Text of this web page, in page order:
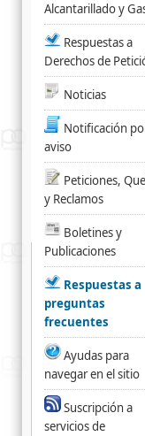
Alcantarillado y
Respuestas a
Derechos de
Noticias
Notificación
aviso
Peticiones,
y Reclamos
Boletines y
Publicaciones
Respuestas a
preguntas
frecuentes
Ayudas para
navegar en el sitio
Suscripción a
servicios de